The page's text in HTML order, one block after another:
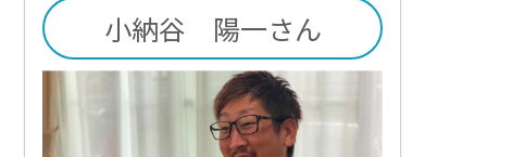
小納谷 陽一さん